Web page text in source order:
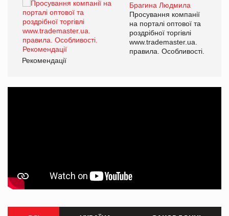
Брагина Людмила
Просування компанії
на порталі оптової та
роздрібної торгівлі
www.trademaster.ua.
правила. Особливості.
Рекомендації